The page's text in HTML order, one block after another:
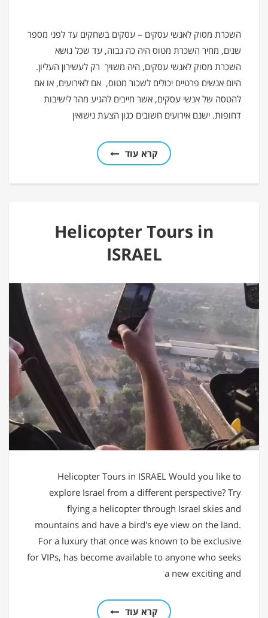
השכרת מסוק לאנשי עסקים – עסקים בשחקים עד לפני מספר
שנים, מחיר השכרת מטוס היה כה גבוה, עד שכל נושא
השכרת מסוק לאנשי עסקים, היה משויך רק לעשירון העליון.
היום אנשים פרטיים יכולים לשכור מטוס, אם לאירועים, או אם
להטסה של אנשי עסקים, אשר חייבים להגיע מהר לישיבות
דחופות. ישנם אירועים חשובים כגון הצעת נישואין
קרא עוד
Helicopter Tours in
ISRAEL
Helicopter Tours in ISRAEL Would you like to
explore Israel from a different perspective? Try
flying a helicopter through Israel skies and
mountains and have a bird's eye view on the land.
For a luxury that once was known to be exclusive
for VIPs, has become available to anyone who seeks
a new exciting and
קרא עוד